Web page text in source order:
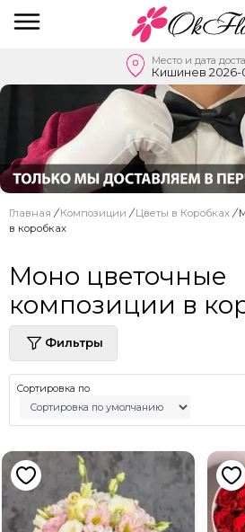
Место и дата
Кишинев
Главная / Композиции / Цветы в Коробках /
в коробках
Моно цветочные
композиции в
Фильтры
Сортировка по